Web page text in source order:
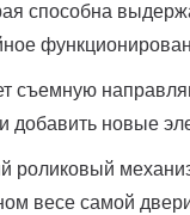
способна
съемную
добавить новые
роликовый
весе самой